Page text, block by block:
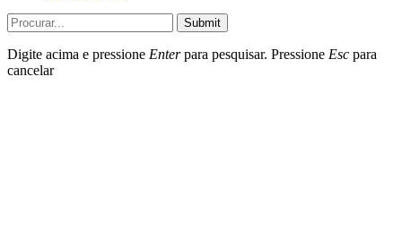
Submit
Digite acima e pressione Enterpara pesquisar. Pressione Esc para
cancelar